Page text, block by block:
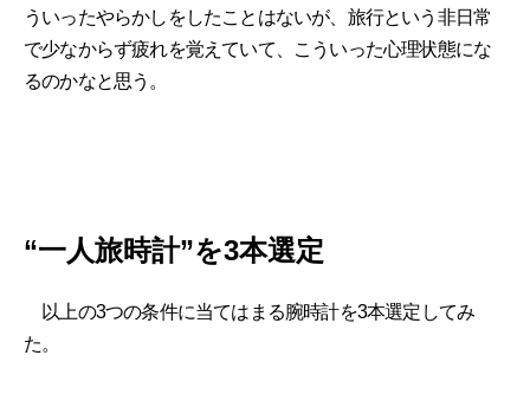
ういったやらかしをしたことはないが、旅行という非日常
で少なからず疲れを覚えていて、こういった心理状態にな
るのかなと思う。
“一人旅時計”を3本選定
以上の3つの条件に当てはまる腕時計を3本選定してみ
た。